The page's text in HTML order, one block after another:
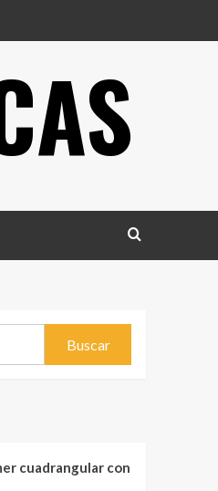
cuadrangular con